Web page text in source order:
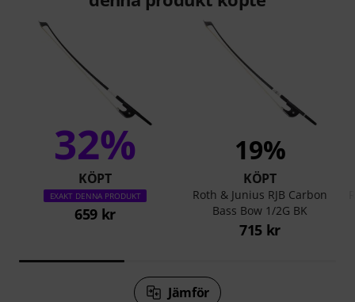
32%
KÖPT
EXAKT DENNA PRODUKT
659 kr
19%
KÖPT
Roth & Junius RJB Carbon
Bass Bow 1/2G BK
715 kr
Jämför